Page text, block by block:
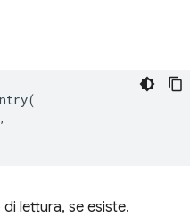
(
,
lettura, se esiste.